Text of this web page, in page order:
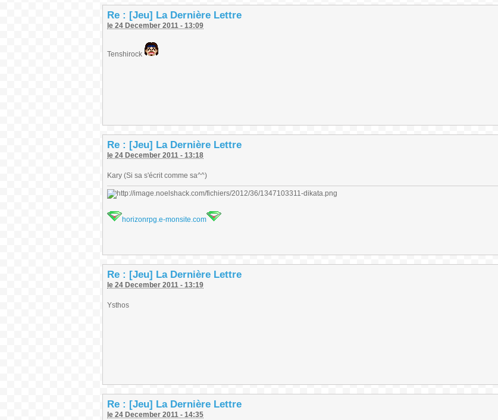
Re : [Jeu] La Dernière Lettre
le 24 December 2011 - 13:09
Tenshirock
Re : [Jeu] La Dernière Lettre
le 24 December 2011 - 13:18
Kary (Si sa s'écrit comme sa^^)
horizonrpg.e-monsite.com
Re : [Jeu] La Dernière Lettre
le 24 December 2011 - 13:19
Ysthos
Re : [Jeu] La Dernière Lettre
le 24 December 2011 - 14:35